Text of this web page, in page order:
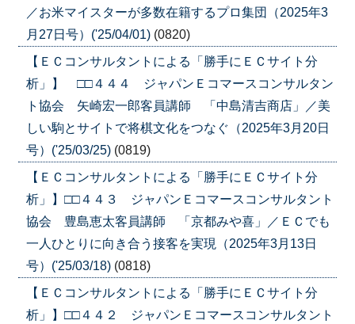
／お米マイスターが多数在籍するプロ集団（2025年3
月27日号）('25/04/01) (0820)
【ＥＣコンサルタントによる「勝手にＥＣサイト分
析」】 □□４４４ ジャパンＥコマースコンサルタン
ト協会 矢崎宏一郎客員講師 「中島清吉商店」／美
しい駒とサイトで将棋文化をつなぐ（2025年3月20日
号）('25/03/25) (0819)
【ＥＣコンサルタントによる「勝手にＥＣサイト分
析」】□□４４３ ジャパンＥコマースコンサルタント
協会 豊島恵太客員講師 「京都みや喜」／ＥＣでも
一人ひとりに向き合う接客を実現（2025年3月13日
号）('25/03/18) (0818)
【ＥＣコンサルタントによる「勝手にＥＣサイト分
析」】□□４４２ ジャパンＥコマースコンサルタント